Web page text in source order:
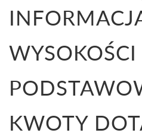
WYSOKOŚCI
KWOTY